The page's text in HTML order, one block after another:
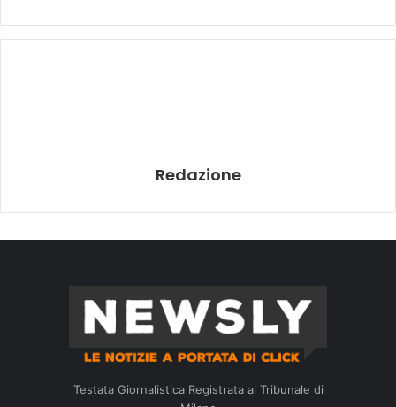
Redazione
Testata Giornalistica Registrata al Tribunale di